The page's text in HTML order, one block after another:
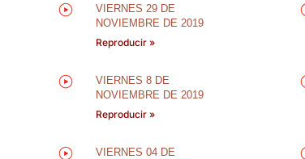
VIERNES 29 DE
NOVIEMBRE DE 2019
Reproducir »
VIERNES 8 DE
NOVIEMBRE DE 2019
Reproducir »
VIERNES 04 DE